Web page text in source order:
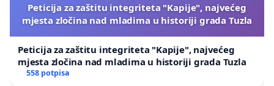
Peticija za zaštitu integriteta "Kapije", najvećeg
mjesta zločina nad mladima u historiji grada Tuzla
Peticija za zaštitu integriteta "Kapije", najvećeg
mjesta zločina nad mladima u historiji grada Tuzla
558 potpisa